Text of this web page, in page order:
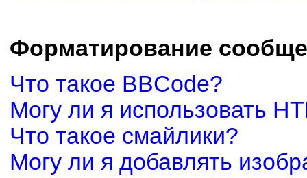
Форматирование
Что такое BBCode?
Могу ли я использовать
Что такое смайлики?
Могу ли я добавлять